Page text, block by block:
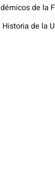
de la
de la